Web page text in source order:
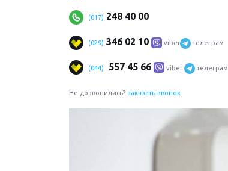
(017) 248 40 00
(029) 346 02 10 viber телеграм
(044) 557 45 66 viber телеграм
Не дозвонились? заказать звонок